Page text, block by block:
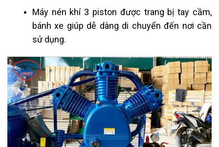
Máy nén khí 3 piston được trang bị tay cầm,
bánh xe giúp dễ dàng di chuyển đến nơi cần
sử dụng.